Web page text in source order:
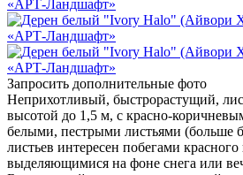
Запросить дополнительные фото
Неприхотливый, быстрорастущий,
высотой до 1,5 м, с красно-
белыми, пестрыми листьями (больше
листьев интересен побегами красного
выделяющимися на фоне снега или